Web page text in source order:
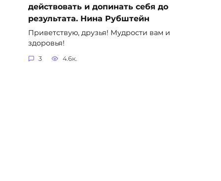
действовать и допинать себя до
результата. Нина Рубштейн
Приветствую, друзья! Мудрости вам и
здоровья!
3 4.6к.